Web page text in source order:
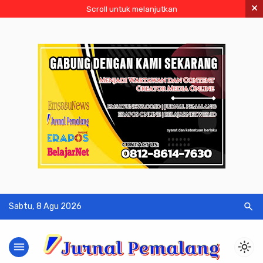
Scroll untuk melanjutkan ×
Sabtu, 8 Agu 2026 search
menu light_mode